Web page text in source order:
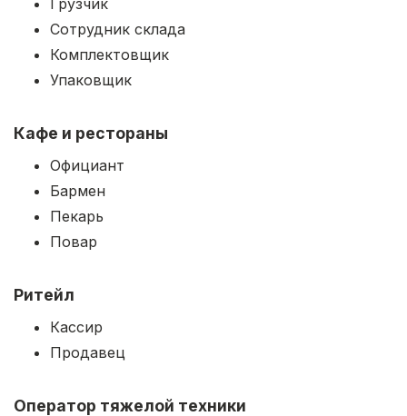
Грузчик
Сотрудник склада
Комплектовщик
Упаковщик
Кафе и рестораны
Официант
Бармен
Пекарь
Повар
Ритейл
Кассир
Продавец
Оператор тяжелой техники